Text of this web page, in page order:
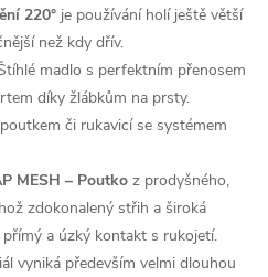
220° je používání holí ještě větší
než kdy dřív.
madlo s perfektním přenosem
díky žlábkům na prsty.
či rukavicí se systémem
MESH – Poutko z prodyšného,
zdokonalený střih a široká
a úzký kontakt s rukojetí.
vyniká především velmi dlouhou